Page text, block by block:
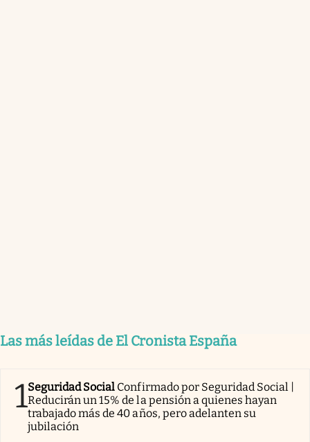
Las más leídas de El Cronista España
1Seguridad Social Confirmado por Seguridad Social |
Reducirán un 15% de la pensión a quienes hayan
trabajado más de 40 años, pero adelanten su
jubilación